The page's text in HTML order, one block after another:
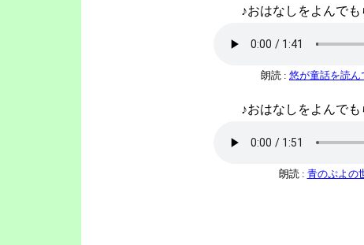
♪おはなしをよんでも
朗読 : 悠が童話を読ん
♪おはなしをよんでも
朗読 : 青のぷよの